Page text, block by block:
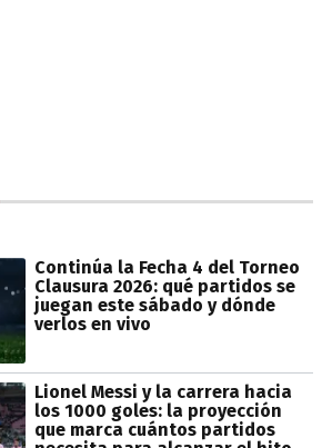
Continúa la Fecha 4 del Torneo
Clausura 2026: qué partidos se
juegan este sábado y dónde
verlos en vivo
Lionel Messi y la carrera hacia
los 1000 goles: la proyección
que marca cuántos partidos